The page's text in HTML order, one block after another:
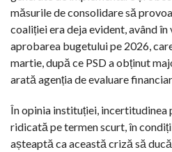
măsurile de consolidare să
coaliției era deja evident, având
aprobarea bugetului pe 2026,
martie, după ce PSD a obținut
arată agenția de evaluare
În opinia instituției, incertitudinea
ridicată pe termen scurt, în
așteaptă ca această criză să